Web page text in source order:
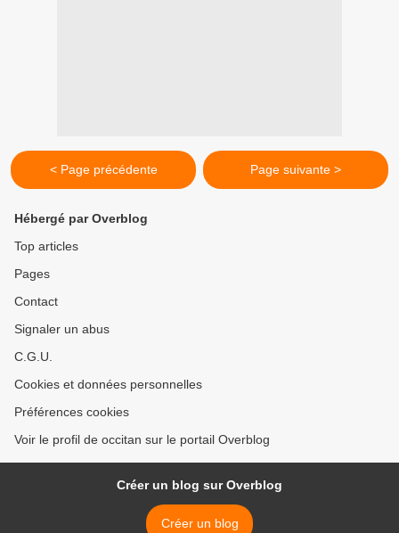
< Page précédente Page suivante >
Hébergé par Overblog
Top articles
Pages
Contact
Signaler un abus
C.G.U.
Cookies et données personnelles
Préférences cookies
Voir le profil de occitan sur le portail Overblog
Créer un blog sur Overblog
Créer un blog